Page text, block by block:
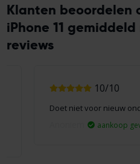
Klanten beoordelen
iPhone 11
reviews
10/10
Doet niet voor nieuw
aankoop